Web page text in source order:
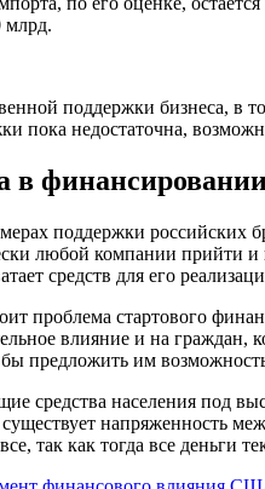
млрд.
поддержки бизнеса,
пока недостаточна,
в
поддержки
любой компании
средств для его
проблема стартового
влияние и на
предложить им
средства населения под
напряженность
так как тогда все деньги